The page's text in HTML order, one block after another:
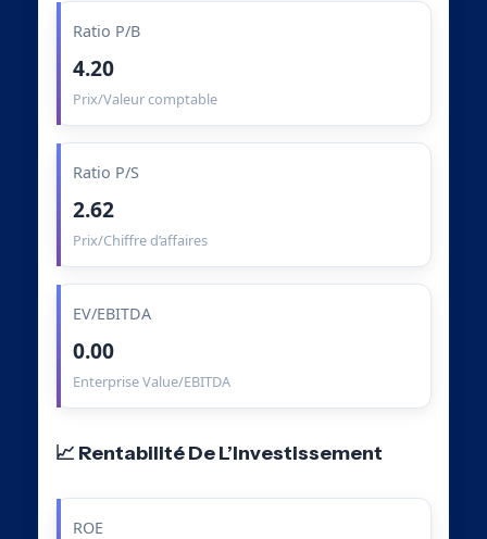
Ratio P/B
4.20
Prix/Valeur comptable
Ratio P/S
2.62
Prix/Chiffre d’affaires
EV/EBITDA
0.00
Enterprise Value/EBITDA
📈 Rentabilité De L’Investissement
ROE